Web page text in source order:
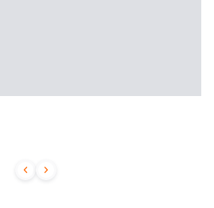
 